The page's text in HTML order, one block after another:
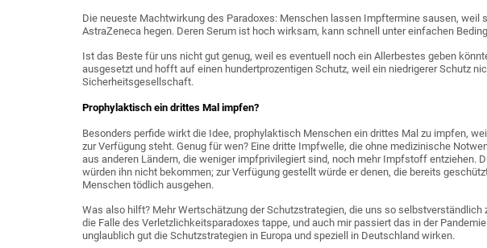
Die neueste Machtwirkung des Paradoxes: Menschen lassen Impftermine sausen, weil
AstraZeneca hegen. Deren Serum ist hoch wirksam, kann schnell unter einfachen
Ist das Beste für uns nicht gut genug, weil es eventuell noch ein Allerbestes geben
ausgesetzt und hofft auf einen hundertprozentigen Schutz, weil ein niedrigerer Schutz
Sicherheitsgesellschaft.
Prophylaktisch ein drittes Mal impfen?
Besonders perfide wirkt die Idee, prophylaktisch Menschen ein drittes Mal zu impfen,
zur Verfügung steht. Genug für wen? Eine dritte Impfwelle, die ohne medizinische
aus anderen Ländern, die weniger impfprivilegiert sind, noch mehr Impfstoff entziehen.
würden ihn nicht bekommen; zur Verfügung gestellt würde er denen, die bereits
Menschen tödlich ausgehen.
Was also hilft? Mehr Wertschätzung der Schutzstrategien, die uns so
die Falle des Verletzlichkeitsparadoxes tappe, und auch mir passiert das in der
unglaublich gut die Schutzstrategien in Europa und speziell in Deutschland wirken.